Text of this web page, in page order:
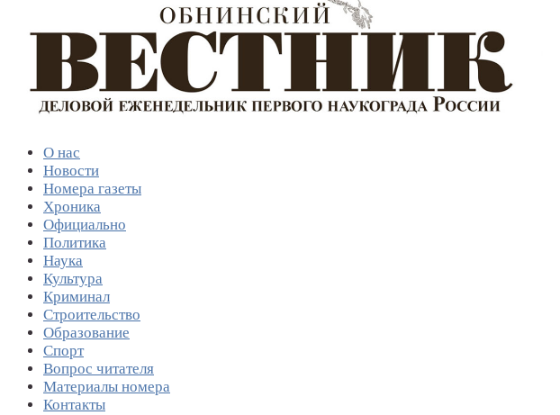
О нас
Новости
Номера газеты
Хроника
Официально
Политика
Наука
Культура
Криминал
Строительство
Образование
Спорт
Вопрос читателя
Материалы номера
Контакты